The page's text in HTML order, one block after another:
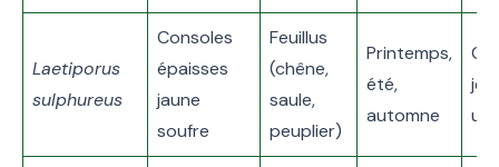
Laetiporus
sulphureus
Consoles
épaisses
jaune
soufre
Feuillus
(chêne,
saule,
peuplier)
Printemps,
été,
automne